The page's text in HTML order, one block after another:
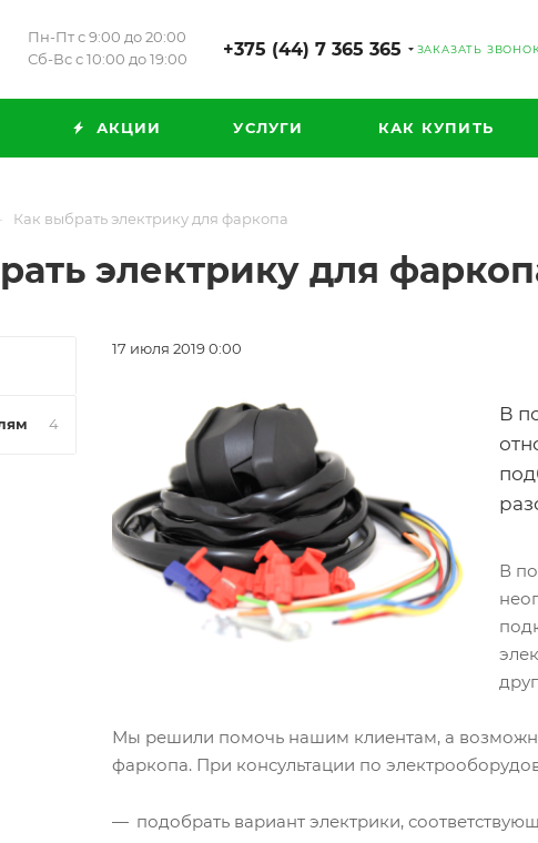
Пн-Пт с 9:00 до 20:00
Сб-Вс с 10:00 до 19:00
+375 (44) 7 365 365 ЗАКАЗАТЬ
АКЦИИ УСЛУГИ КАК КУПИТЬ
Как выбрать электрику для фаркопа
электрику для
17 июля 2019 0:00
В
В
Мы решили помочь нашим клиентам, а
фаркопа. При консультации по
подобрать вариант электрики,
4